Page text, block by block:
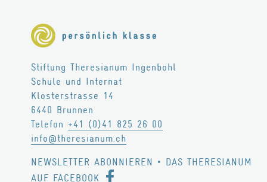
Stiftung Theresianum Ingenbohl
Schule und Internat
Klosterstrasse 14
6440 Brunnen
Telefon +41 (0)41 825 26 00
info@theresianum.ch
NEWSLETTER ABONNIEREN • DAS THERESIANUM
AUF FACEBOOK